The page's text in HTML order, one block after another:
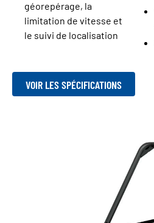
géorepérage, la
limitation de vitesse et
le suivi de localisation
VOIR LES SPÉCIFICATIONS